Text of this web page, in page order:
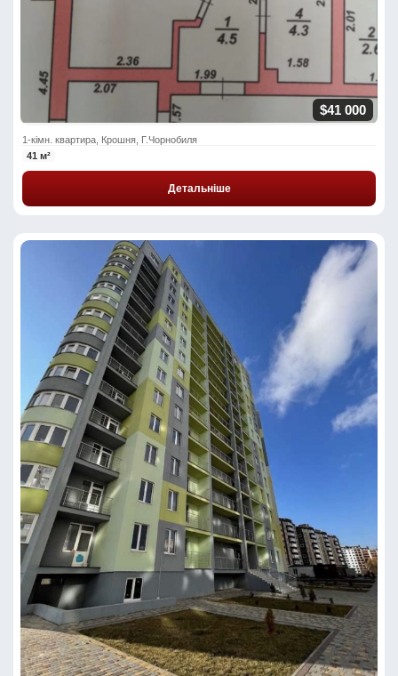
$41 000
1-кімн. квартира, Крошня, Г.Чорнобиля
41 м²
Детальніше